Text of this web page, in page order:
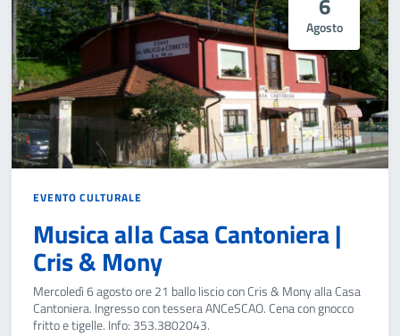
Agosto
EVENTO CULTURALE
Musica alla Casa Cantoniera |
Cris & Mony
Mercoledì 6 agosto ore 21 ballo liscio con Cris & Mony alla Casa
Cantoniera. Ingresso con tessera ANCeSCAO. Cena con gnocco
fritto e tigelle. Info: 353.3802043.